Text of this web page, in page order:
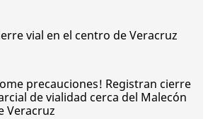
vial en el centro de Veracruz
precauciones! Registran cierre
de vialidad cerca del Malecón
Veracruz